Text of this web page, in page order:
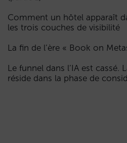
Comment un hôtel apparaît
les trois couches de visibilité
La fin de l’ère « Book on
Le funnel dans l’IA est cassé.
réside dans la phase de